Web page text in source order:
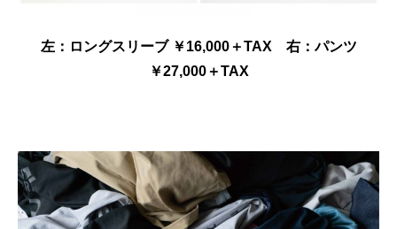
左：ロングスリーブ ￥16,000＋TAX 右：パンツ
￥27,000＋TAX